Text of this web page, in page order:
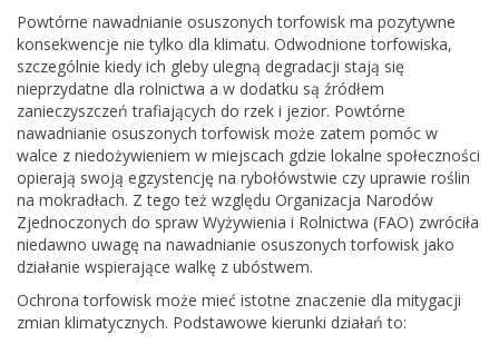
Powtórne nawadnianie osuszonych torfowisk ma pozytywne
konsekwencje nie tylko dla klimatu. Odwodnione torfowiska,
szczególnie kiedy ich gleby ulegną degradacji stają się
nieprzydatne dla rolnictwa a w dodatku są źródłem
zanieczyszczeń trafiających do rzek i jezior. Powtórne
nawadnianie osuszonych torfowisk może zatem pomóc w
walce z niedożywieniem w miejscach gdzie lokalne społeczności
opierają swoją egzystencję na rybołówstwie czy uprawie roślin
na mokradłach. Z tego też względu Organizacja Narodów
Zjednoczonych do spraw Wyżywienia i Rolnictwa (FAO) zwróciła
niedawno uwagę na nawadnianie osuszonych torfowisk jako
działanie wspierające walkę z ubóstwem.
Ochrona torfowisk może mieć istotne znaczenie dla mitygacji
zmian klimatycznych. Podstawowe kierunki działań to: